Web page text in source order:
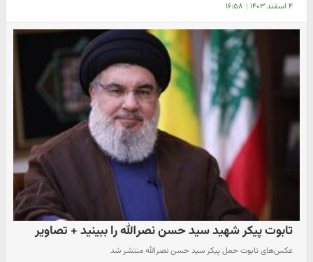
۴ اسفند ۱۴۰۳ | ۱۶:۵۸
تابوت پیکر شهید سید حسن نصرالله را ببینید + تصاویر
عکس‌های تابوت حمل پیکر سید حسن نصرالله منتشر شد